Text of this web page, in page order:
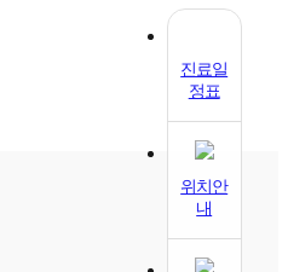
진료일
정표
위치안
내